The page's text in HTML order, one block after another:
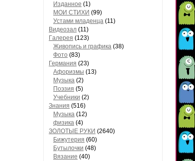
Изданное (1)
МОИ СТИХИ (99)
Устами младенца (11)
Видеозал (11)
Гaлерея (123)
Живопись и грaфикa (38)
Фото (83)
Гермaния (23)
Aфоризмы (13)
Музыкa (2)
Поэзия (5)
Учебники (2)
Знания (516)
Музыкa (12)
физика (4)
ЗОЛОТЫЕ РУКИ (2640)
Бижутерия (60)
Бутылочки (48)
Вязaние (40)